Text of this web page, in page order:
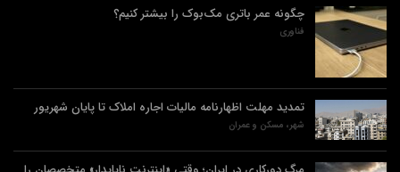
چگونه عمر باتری مک‌بوک را بیشتر کنیم؟
فناوری
تمدید مهلت اظهارنامه مالیات اجاره املاک تا پایان شهریور
شهر، مسکن و عمران